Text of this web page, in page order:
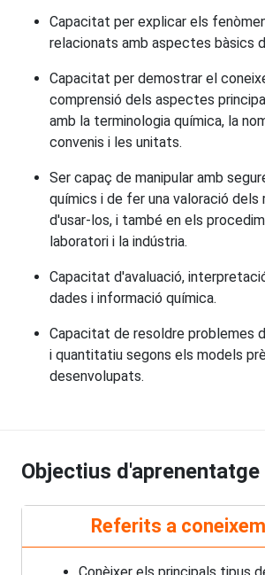
Capacitat per explicar els
relacionats amb aspectes bàsics
Capacitat per demostrar el
comprensió dels aspectes
amb la terminologia química, la
convenis i les unitats.
Ser capaç de manipular amb
químics i de fer una valoració dels
d'usar-los, i també en els
laboratori i la indústria.
Capacitat d'avaluació,
dades i informació química.
Capacitat de resoldre problemes
i quantitatiu segons els models
desenvolupats.
Objectius d'aprenentatge
Referits a